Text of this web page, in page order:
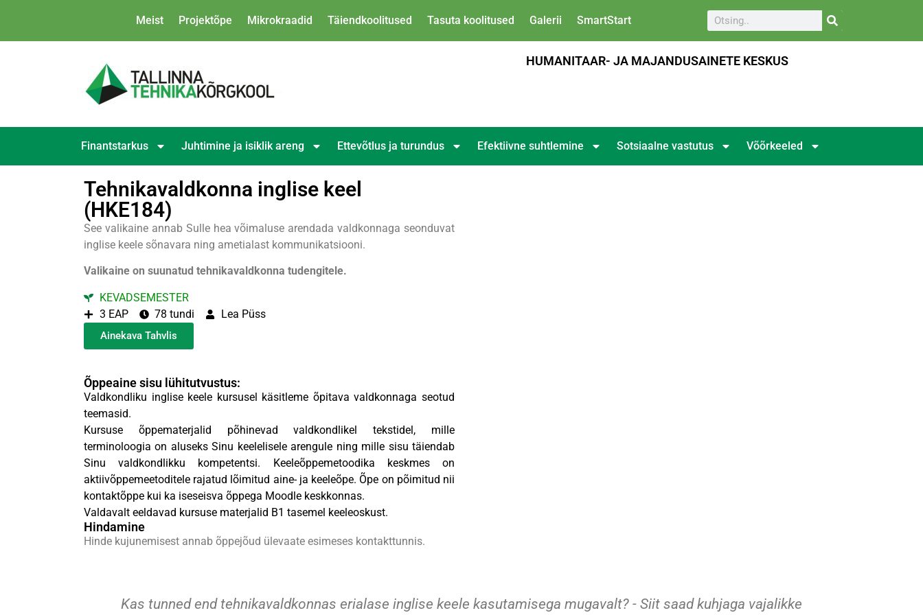
Meist Projektõpe Mikrokraadid Täiendkoolitused Tasuta koolitused Galerii SmartStart
HUMANITAAR- JA MAJANDUSAINETE KESKUS
Finantstarkus Juhtimine ja isiklik areng Ettevõtlus ja turundus Efektiivne suhtlemine Sotsiaalne vastutus Võõrkeeled
Tehnikavaldkonna inglise keel
(HKE184)
See valikaine annab Sulle hea võimaluse arendada valdkonnaga seonduvat
inglise keele sõnavara ning ametialast kommunikatsiooni.
Valikaine on suunatud tehnikavaldkonna tudengitele.
KEVADSEMESTER
3 EAP
78 tundi Lea Püss
Ainekava Tahvlis
Õppeaine sisu lühitutvustus:
Valdkondliku inglise keele kursusel käsitleme õpitava valdkonnaga seotud
teemasid.
Kursuse õppematerjalid põhinevad valdkondlikel tekstidel, mille
terminoloogia on aluseks Sinu keelelisele arengule ning mille sisu täiendab
Sinu valdkondlikku kompetentsi. Keeleõppemetoodika keskmes on
aktiivõppemeetoditele rajatud lõimitud aine- ja keeleõpe. Õpe on põimitud nii
kontaktõppe kui ka iseseisva õppega Moodle keskkonnas.
Valdavalt eeldavad kursuse materjalid B1 tasemel keeleoskust.
Hindamine
Hinde kujunemisest annab õppejõud ülevaate esimeses kontakttunnis.
Kas tunned end tehnikavaldkonnas erialase inglise keele kasutamisega mugavalt? - Siit saad kuhjaga vajalikke